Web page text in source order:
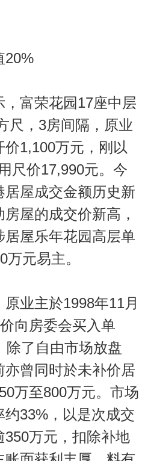
20%
富荣花园17座中层
尺，3房间隔，原业
1,100万元，刚以
尺价17,990元。今
屋成交金额历史新
屋的成交价新高，
居屋乐年花园高层单
元易主。
业主於1998年11月
向房委会买入单
除了自由市场放盘
曾同时於未补价居
万至800万元。市场
33%，以是次成交
万元，扣除补地